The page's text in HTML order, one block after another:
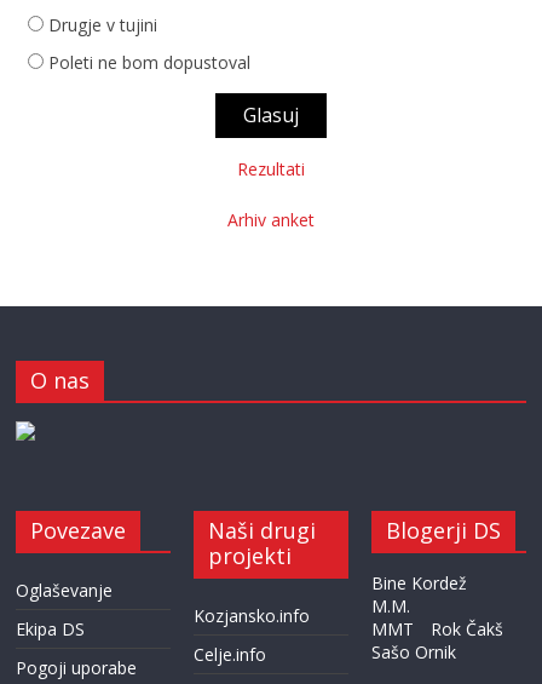
Drugje v tujini
Poleti ne bom dopustoval
Rezultati
Arhiv anket
O nas
Povezave
Oglaševanje
Ekipa DS
Pogoji uporabe
Naši drugi
projekti
Kozjansko.info
Celje.info
Blogerji DS
Bine Kordež
M.M.
MMT
Rok Čakš
Sašo Ornik